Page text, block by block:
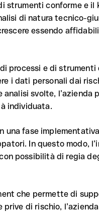
strumenti conforme e il
di natura tecnico-
essendo
processi e di
i dati personali dai
svolte, l’azienda
individuata.
una fase
In questo modo,
possibilità di regia
che permette di
di rischio,